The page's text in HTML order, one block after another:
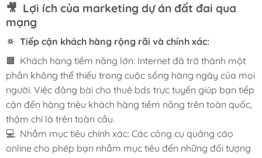
🎥 Lợi ích của marketing dự án đất đai qua
mạng
🔅 Tiếp cận khách hàng rộng rãi và chính xác:
🟧 Khách hàng tiềm năng lớn: Internet đã trở thành một
phần không thể thiếu trong cuộc sống hàng ngày của mọi
người. Việc đăng bài cho thuê bds trực tuyến giúp bạn tiếp
cận đến hàng triệu khách hàng tiềm năng trên toàn quốc,
thậm chí là trên toàn cầu.
💻 Nhắm mục tiêu chính xác: Các công cụ quảng cáo
online cho phép bạn nhắm mục tiêu đến những đối tượng